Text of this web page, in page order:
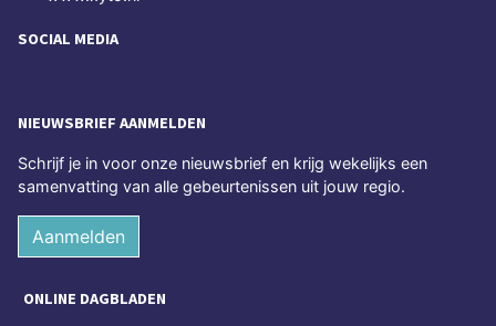
SOCIAL MEDIA
NIEUWSBRIEF AANMELDEN
Schrijf je in voor onze nieuwsbrief en krijg wekelijks een
samenvatting van alle gebeurtenissen uit jouw regio.
Aanmelden
ONLINE DAGBLADEN